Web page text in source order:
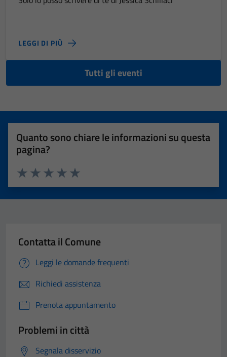
LEGGI DI PIÙ
Tutti gli eventi
Quanto sono chiare le informazioni su questa
pagina?
Valuta 5 stelle su 5
Valuta 4 stelle su 5
Valuta 3 stelle su 5
Valuta 2 stelle su 5
Valuta 1 stelle su 5
Contatta il Comune
Leggi le domande frequenti
Richiedi assistenza
Prenota appuntamento
Problemi in città
Segnala disservizio